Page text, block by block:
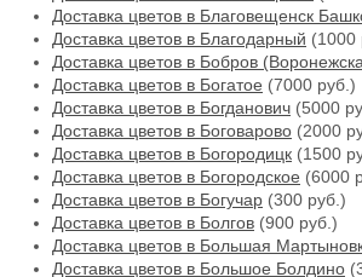
Доставка цветов в Благовещенск
Доставка цветов в Благодарный (1000
Доставка цветов в Бобров
Доставка цветов в Богатое (7000 руб.)
Доставка цветов в Богданович (5000
Доставка цветов в Боговарово (2000
Доставка цветов в Богородицк (1500
Доставка цветов в Богородское (6000
Доставка цветов в Богучар (300 руб.)
Доставка цветов в Болгов (900 руб.)
Доставка цветов в Большая
Доставка цветов в Большое Болдино